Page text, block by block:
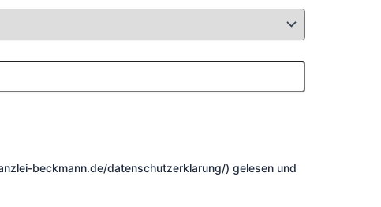
beckmann.de/datenschutzerklarung/) gelesen und